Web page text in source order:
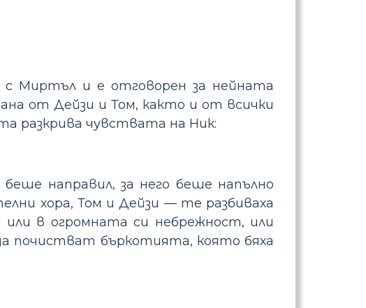
с Миртъл и е отговорен за нейната
от Дейзи и Том, както и от всички
разкрива чувствата на Ник:
направил, за него беше напълно
хора, Том и Дейзи — те разбиваха
в огромната си небрежност, или
почистват бъркотията, която бяха